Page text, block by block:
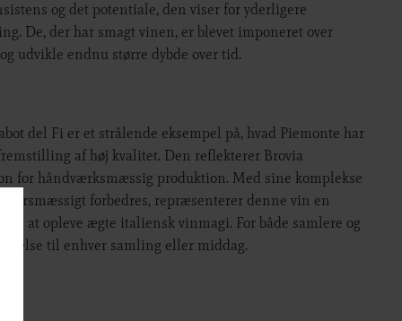
og det potentiale, den viser for yderligere
De, der har smagt vinen, er blevet imponeret over
udvikle endnu større dybde over tid.
del Fi er et strålende eksempel på, hvad Piemonte har
af høj kvalitet. Den reflekterer Brovia
for håndværksmæssig produktion. Med sine komplekse
forbedres, repræsenterer denne vin en
at opleve ægte italiensk vinmagi. For både samlere og
til enhver samling eller middag.